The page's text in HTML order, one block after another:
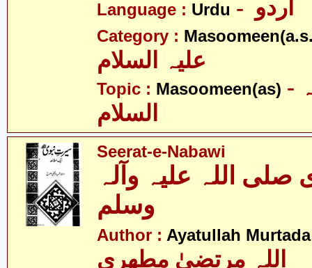
Language : Urdu
Category :
Topic : Masoomeen(as) - معصومین علیہ
السلام
Seerat-e-Nabawi
صلی اللہ علیہ وآلہ
وسلم
Author : Ayatullah
اللہ مرتضیٰ مطھری